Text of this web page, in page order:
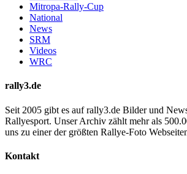
Mitropa-Rally-Cup
National
News
SRM
Videos
WRC
rally3.de
Seit 2005 gibt es auf rally3.de Bilder und
Rallyesport. Unser Archiv zählt mehr als
uns zu einer der größten Rallye-Foto
Kontakt